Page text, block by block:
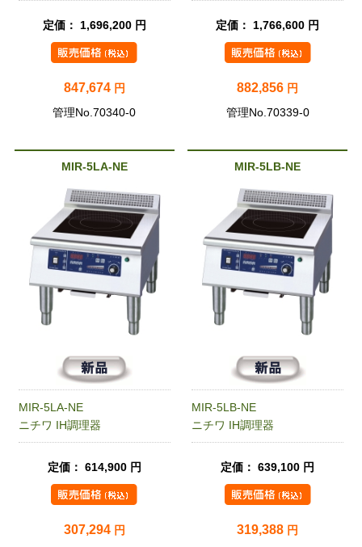
定価： 1,696,200 円
847,674 円
管理No.70340-0
定価： 1,766,600 円
882,856 円
管理No.70339-0
MIR-5LA-NE
MIR-5LA-NE
ニチワ IH調理器
定価： 614,900 円
307,294 円
MIR-5LB-NE
MIR-5LB-NE
ニチワ IH調理器
定価： 639,100 円
319,388 円